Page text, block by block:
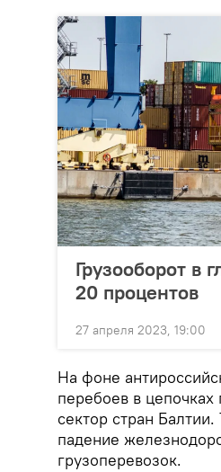
Грузооборот в
20 процентов
27 апреля 2023, 19:00
На фоне
перебоев в цепочках
сектор стран
падение
грузоперевозок.